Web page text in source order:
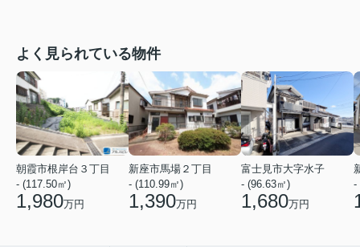
よく見られている物件
朝霞市根岸台３丁目
- (117.50㎡)
1,980万円
新座市馬場２丁目
- (110.99㎡)
1,390万円
富士見市大字水子
- (96.63㎡)
1,680万円
-